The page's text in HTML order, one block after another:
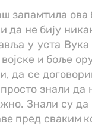
запамтила
да не бију
у уста
и боље
да се
знали да
Знали су
пред сваким